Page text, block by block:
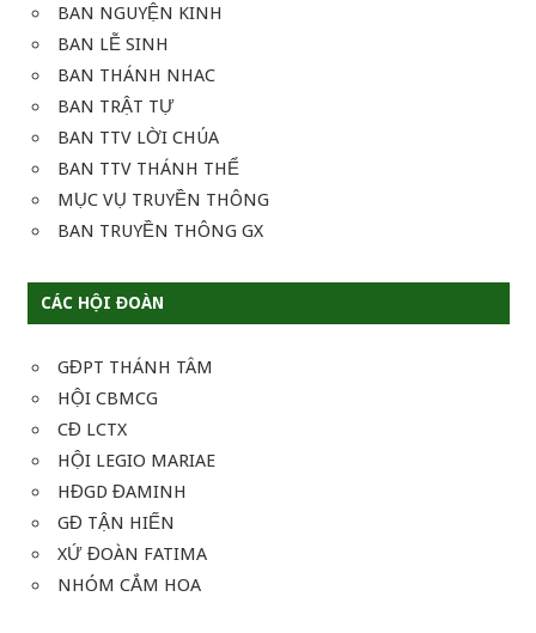
BAN NGUYỆN KINH
BAN LỄ SINH
BAN THÁNH NHAC
BAN TRẬT TỰ
BAN TTV LỜI CHÚA
BAN TTV THÁNH THỂ
MỤC VỤ TRUYỀN THÔNG
BAN TRUYỀN THÔNG GX
CÁC HỘI ĐOÀN
GĐPT THÁNH TÂM
HỘI CBMCG
CĐ LCTX
HỘI LEGIO MARIAE
HĐGD ĐAMINH
GĐ TẬN HIẾN
XỨ ĐOÀN FATIMA
NHÓM CẮM HOA